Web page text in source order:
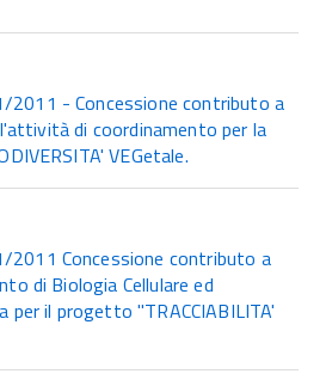
2011 - Concessione contributo a
di coordinamento per la
VEGetale.
Concessione contributo a
di Biologia Cellulare ed
per il progetto "TRACCIABILITA'